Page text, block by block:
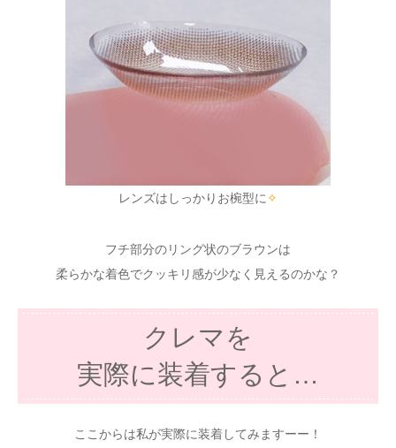
レンズはしっかりお椀型に✧
フチ部分のリング状のブラウンは
柔らかな着色でクッキリ感が少なく見えるのかな？
クレマを
実際に装着すると…
ここからは私が実際に装着してみますーー！